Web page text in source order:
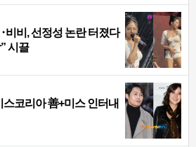
비, 선정성 논란 터졌다
시끌
스코리아 善+미스 인터내